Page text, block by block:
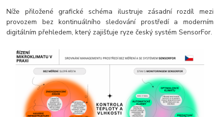
Níže přiložené grafické schéma ilustruje zásadní rozdíl mezi
provozem bez kontinuálního sledování prostředí a moderním
digitálním přehledem, který zajišťuje ryze český systém SensorFor.